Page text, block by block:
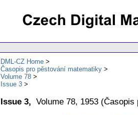
DML-CZ Home
Časopis pro pěstování matematiky
Volume 78
Issue 3
Issue 3, Volume 78, 1953 (Časopis